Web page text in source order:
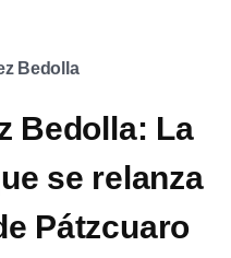
Bedolla
Bedolla: La
se relanza
Pátzcuaro